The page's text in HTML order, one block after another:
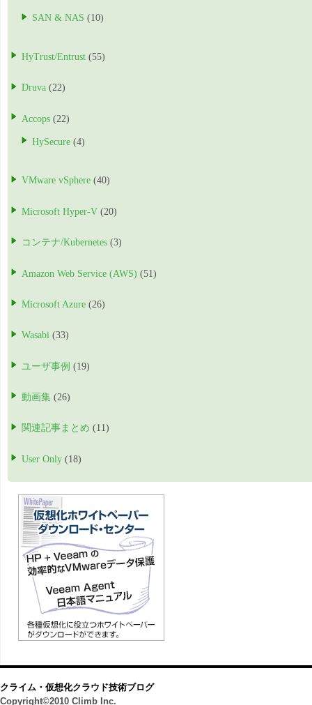
SAN & NAS (10)
HyTrust/Entrust (55)
Druva (22)
Accops (22)
HySecure (4)
VMware vSphere (40)
Microsoft Hyper-V (20)
コンテナ/Kubernetes (3)
Amazon Web Service (AWS) (51)
Microsoft Azure (26)
Wasabi (33)
ユーザ事例 (19)
動画集 (26)
関連記事まとめ (11)
User Only (18)
クライム・仮想化クラウド技術ブログ
Copyright©2010 Climb Inc.